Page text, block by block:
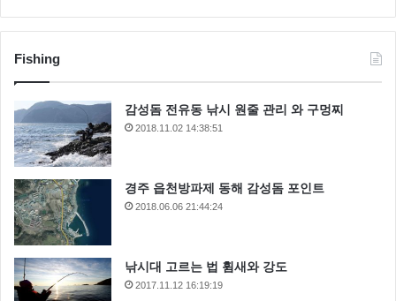
Fishing
감성돔 전유동 낚시 원줄 관리 와 구멍찌
2018.11.02 14:38:51
경주 읍천방파제 동해 감성돔 포인트
2018.06.06 21:44:24
낚시대 고르는 법 휨새와 강도
2017.11.12 16:19:19